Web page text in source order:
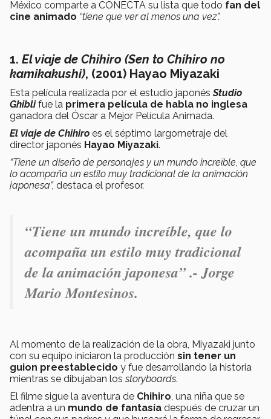
México comparte a CONECTA su lista que todo fan del
cine animado “tiene que ver al menos una vez”.
1. El viaje de Chihiro (Sen to Chihiro no
kamikakushi), (2001) Hayao Miyazaki
Esta película realizada por el estudio japonésStudio
Ghibli fue la primera película de habla no inglesa
ganadora del Óscar a Mejor Película Animada.
El viaje de Chihiro es el séptimo largometraje del
director japonés Hayao Miyazaki.
“Tiene un diseño de personajes y un mundo increíble, que
lo acompaña un estilo muy tradicional de la animación
japonesa”, destaca el profesor.
“Tiene un mundo increíble, que lo
acompaña un estilo muy tradicional
de la animación japonesa” .- Jorge
Mario Montesinos.
Al momento de la realización de la obra, Miyazaki junto
con su equipo iniciaron la producción sin tener un
guion preestablecido y fue desarrollando la historia
mientras se dibujaban losstoryboards.
El filme sigue la aventura de Chihiro, una niña que se
adentra a un mundo de fantasía después de cruzar un